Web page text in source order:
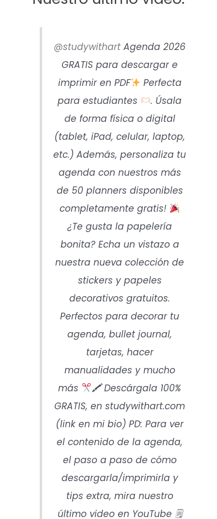
@studywithart Agenda 2026
GRATIS para descargar e
imprimir en PDF
Perfecta
para estudiantes
. Úsala
de forma física o digital
(tablet, iPad, celular, laptop,
etc.) Además, personaliza tu
agenda con nuestros más
de 50 planners disponibles
completamente gratis!
¿Te gusta la papelería
bonita? Echa un vistazo a
nuestra nueva colección de
stickers y papeles
decorativos gratuitos.
Perfectos para decorar tu
agenda, bullet journal,
tarjetas, hacer
manualidades y mucho
más
🖍 Descárgala 100%
GRATIS, en studywithart.com
(link en mi bio) PD: Para ver
el contenido de la agenda,
el paso a paso de cómo
descargarla/imprimirla y
tips extra, mira nuestro
último video en YouTube 🗒